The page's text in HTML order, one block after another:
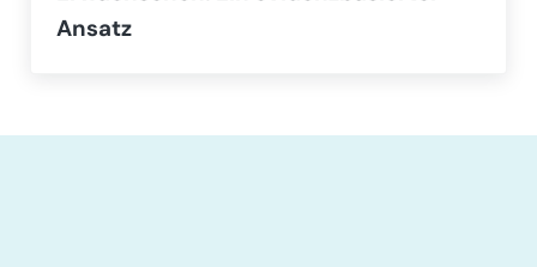
Ansatz